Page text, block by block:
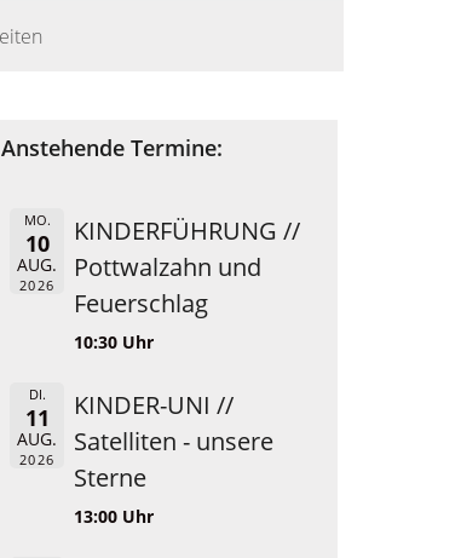
Anstehende Termine:
MO.
10
AUG.
2026
KINDERFÜHRUNG //
Pottwalzahn und
Feuerschlag
10:30 Uhr
DI.
11
AUG.
2026
KINDER-UNI //
Satelliten - unsere
Sterne
13:00 Uhr